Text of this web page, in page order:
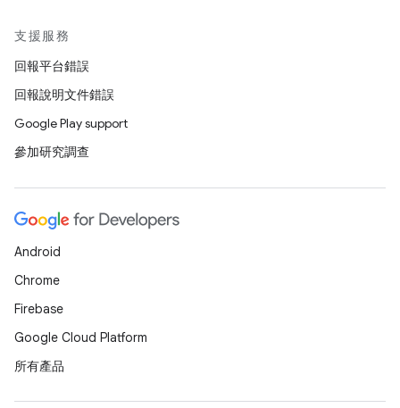
支援服務
回報平台錯誤
回報說明文件錯誤
Google Play support
參加研究調查
Android
Chrome
Firebase
Google Cloud Platform
所有產品